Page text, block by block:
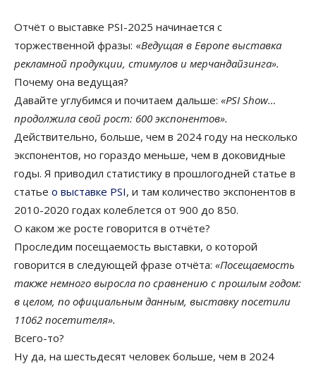
Отчёт о выставке PSI-2025 начинается с
торжественной фразы: «Ведущая в Европе выставка
рекламной продукции, стимулов и мерчандайзинга».
Почему она ведущая?
Давайте углубимся и почитаем дальше: «PSI Show…
продолжила свой рост: 600 экспонентов».
Действительно, больше, чем в 2024 году на несколько
экспонентов, но гораздо меньше, чем в доковидные
годы. Я приводил статистику в прошлогодней статье в
статье о выставке PSI, и там количество экспонентов в
2010-2020 годах колеблется от 900 до 850.
О каком же росте говорится в отчёте?
Проследим посещаемость выставки, о которой
говорится в следующей фразе отчёта: «Посещаемость
также немного выросла по сравнению с прошлым годом:
в целом, по официальным данным, выставку посетили
11062 посетителя».
Всего-то?
Ну да, на шестьдесят человек больше, чем в 2024